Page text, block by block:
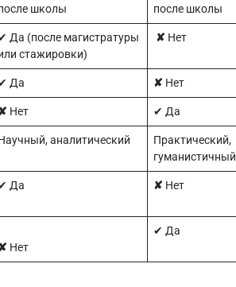
школы после школы
Да (после магистратуры
стажировки)
✘ Нет
Да ✘ Нет
Нет ✔︎ Да
аналитический
Практический,
гуманистичный
Да ✘ Нет
Нет
✔︎ Да